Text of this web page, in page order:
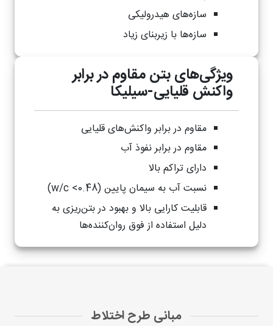
سازه‌های هیدرولیکی
سازه‌ها با زیربنای زیاد
ویژگی‌های بتن مقاوم در برابر
واکنش قلیایی-سیلیکا
مقاوم در برابر واکنش‌های قلیایی
مقاوم در برابر نفوذ آب
دارای تراکم بالا
نسبت آب به سیمان پایین (w/c <0.48)
قابلیت کارایی بالا و بهبود در بتن‌ریزی به
دلیل استفاده از فوق روان‌کننده‌ها
مبانی طرح اختلاط